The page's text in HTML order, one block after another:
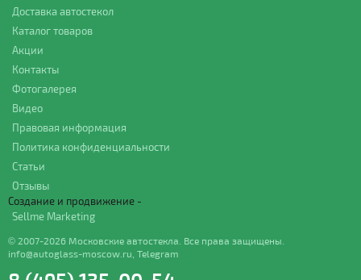
Доставка автостекол
Каталог товаров
Акции
Контакты
Фотогалерея
Видео
Правовая информация
Политика конфиденциальности
Статьи
Отзывы
Создание и продвижение -
Sellme Marketing
© 2007-2026 Московские автостекла. Все права защищены.
info@autoglass-moscow.ru Telegram